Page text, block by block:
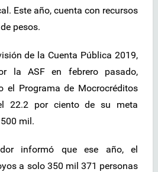
Este año, cuenta con recursos
pesos.
de la Cuenta Pública 2019,
la ASF en febrero pasado,
el Programa de Mocrocréditos
22.2 por ciento de su meta
mil.
informó que ese año, el
a solo 350 mil 371 personas